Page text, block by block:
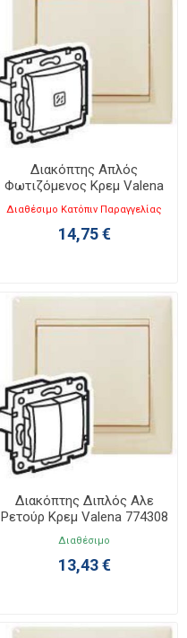
Διακόπτης Απλός
Φωτιζόμενος Κρεμ Valena
774310
Διαθέσιμο Κατόπιν Παραγγελίας
14,75 €
Διακόπτης Διπλός Αλε
Ρετούρ Κρεμ Valena 774308
Διαθέσιμο
13,43 €